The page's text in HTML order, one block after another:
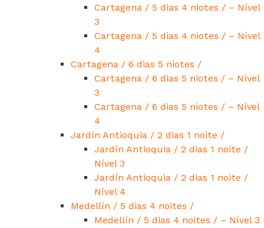
Cartagena / 5 dias 4 niotes / – Nível
3
Cartagena / 5 dias 4 niotes / – Nível
4
Cartagena / 6 dias 5 niotes /
Cartagena / 6 dias 5 niotes / – Nível
3
Cartagena / 6 dias 5 niotes / – Nível
4
Jardín Antioquia / 2 dias 1 noite /
Jardín Antioquia / 2 dias 1 noite /
Nível 3
Jardín Antioquia / 2 dias 1 noite /
Nível 4
Medellín / 5 dias 4 noites /
Medellín / 5 dias 4 noites / – Nível 3